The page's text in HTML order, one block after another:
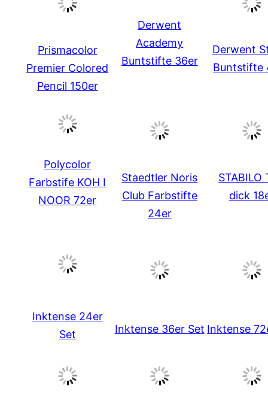
Prismacolor
Premier Colored
Pencil 150er
Derwent
Academy
Buntstifte 36er
Derwent
Buntstifte
Polycolor
Farbstife KOH I
NOOR 72er
Staedtler Noris
Club Farbstifte
24er
STABILO
dick
Inktense 24er
Set
Inktense 36er Set Inktense